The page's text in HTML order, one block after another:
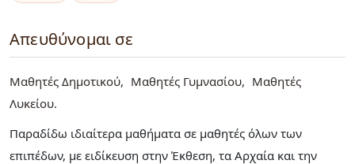
Απευθύνομαι σε
Μαθητές Δημοτικού Μαθητές Γυμνασίου
Μαθητές
Λυκείου
Παραδίδω ιδιαίτερα μαθήματα σε μαθητές όλων των
επιπέδων, με ειδίκευση στην Έκθεση, τα Αρχαία και την